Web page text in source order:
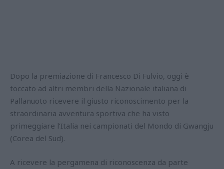
Dopo la premiazione di Francesco Di Fulvio, oggi è
toccato ad altri membri della Nazionale italiana di
Pallanuoto ricevere il giusto riconoscimento per la
straordinaria avventura sportiva che ha visto
primeggiare l’Italia nei campionati del Mondo di Gwangju
(Corea del Sud).
A ricevere la pergamena di riconoscenza da parte